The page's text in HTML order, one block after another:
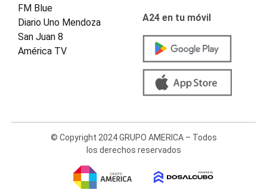
FM Blue
Diario Uno Mendoza
San Juan 8
América TV
A24 en tu móvil
© Copyright 2024 GRUPO AMERICA – Todos
los derechos reservados